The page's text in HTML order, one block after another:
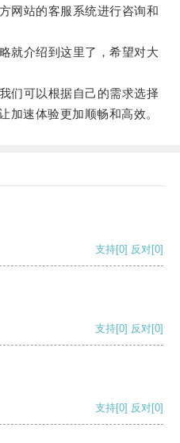
站的客服系统进行咨询和
介绍到这里了，希望对大
可以根据自己的需求选择
加速体验更加顺畅和高效。
支持[0] 反对[0]
支持[0] 反对[0]
支持[0] 反对[0]